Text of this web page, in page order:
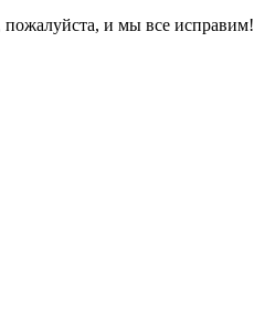
пожалуйста, и мы все исправим!